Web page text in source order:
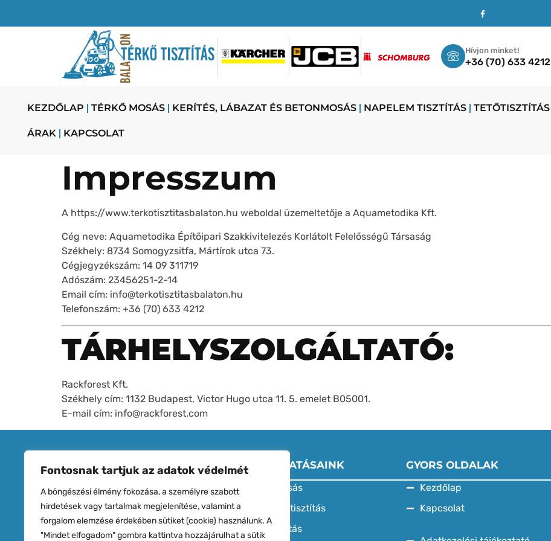
Fontosnak tartjuk az adatok védelmét
A böngészési élmény fokozása, a személyre szabott
hirdetések vagy tartalmak megjelenítése, valamint a
forgalom elemzése érdekében sütiket (cookie) használunk. A
"Mindet elfogadom" gombra kattintva hozzájárulhat a sütik
Hívjon minket!
+36 (70) 633 4212
KEZDŐLAP TÉRKŐ MOSÁS KERÍTÉS, LÁBAZAT ÉS BETONMOSÁS NAPELEM TISZTÍTÁS TETŐTISZTÍTÁS
ÁRAK KAPCSOLAT
Impresszum
A https://www.terkotisztitasbalaton.hu weboldal üzemeltetője a Aquametodika Kft.
Cég neve: Aquametodika Építőipari Szakkivitelezés Korlátolt Felelősségű Társaság
Székhely: 8734 Somogyzsitfa, Mártírok utca 73.
Cégjegyzékszám: 14 09 311719
Adószám: 23456251-2-14
Email cím: info@terkotisztitasbalaton.hu
Telefonszám: +36 (70) 633 4212
TÁRHELYSZOLGÁLTATÓ:
Rackforest Kft.
Székhely cím: 1132 Budapest, Victor Hugo utca 11. 5. emelet B05001.
E-mail cím: info@rackforest.com
SZOLGÁLTATÁSAINK
Térkő mosás
Napelem tisztítás
Tetőtisztítás
GYORS OLDALAK
Kezdőlap
Kapcsolat